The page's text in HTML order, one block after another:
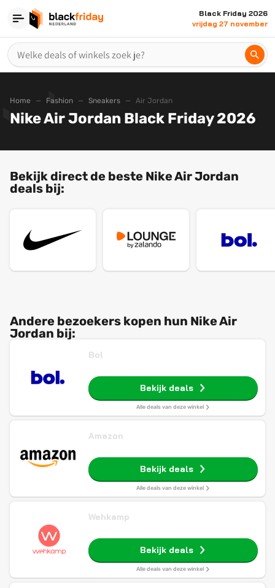
Black Friday 2026
vrijdag 27 november
Home Fashion Sneakers Air Jordan
Nike Air Jordan Black Friday 2026
Bekijk direct de beste Nike Air Jordan
deals bij:
Andere bezoekers kopen hun Nike Air
Jordan bij:
Bol
Bekijk deals
Alle deals van deze winkel
Amazon
Bekijk deals
Alle deals van deze winkel
Wehkamp
Bekijk deals
Alle deals van deze winkel